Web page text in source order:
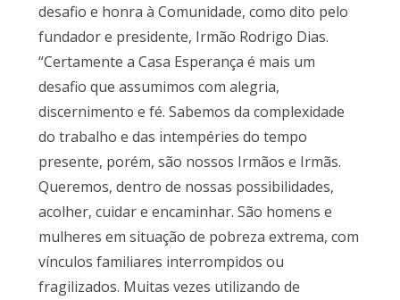
desafio e honra à Comunidade, como dito pelo
fundador e presidente, Irmão Rodrigo Dias.
“Certamente a Casa Esperança é mais um
desafio que assumimos com alegria,
discernimento e fé. Sabemos da complexidade
do trabalho e das intempéries do tempo
presente, porém, são nossos Irmãos e Irmãs.
Queremos, dentro de nossas possibilidades,
acolher, cuidar e encaminhar. São homens e
mulheres em situação de pobreza extrema, com
vínculos familiares interrompidos ou
fragilizados. Muitas vezes utilizando de